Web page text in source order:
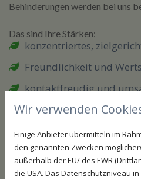
Behinderungen werden bei uns
Das sind Ihre Stärken:
konzentriertes,
Freundlichkeit und
kontaktfreudig und
Freude am Beraten und
Fahrerlaubnis für PKW
Abschluss als Podologin
Kosmetikerin
Wir verwenden
Einige Anbieter übermitteln im
den genannten Zwecken
außerhalb der EU/ des EWR
die USA. Das Datenschutzniveau